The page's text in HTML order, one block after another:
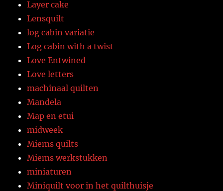
Layer cake
Lensquilt
log cabin variatie
Log cabin with a twist
Love Entwined
Love letters
machinaal quilten
Mandela
Map en etui
midweek
Miems quilts
Miems werkstukken
miniaturen
Miniquilt voor in het quilthuisje